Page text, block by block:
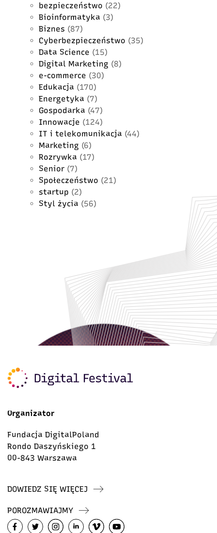
bezpieczeństwo (22)
Bioinformatyka (3)
Biznes (87)
Cyberbezpieczeństwo (35)
Data Science (15)
Digital Marketing (8)
e-commerce (30)
Edukacja (170)
Energetyka (7)
Gospodarka (47)
Innowacje (124)
IT i telekomunikacja (44)
Marketing (6)
Rozrywka (17)
Senior (7)
Społeczeństwo (21)
startup (2)
Styl życia (56)
Organizator
Fundacja DigitalPoland
Rondo Daszyńskiego 1
00-843 Warszawa
DOWIEDZ SIĘ WIĘCEJ
POROZMAWIAJMY